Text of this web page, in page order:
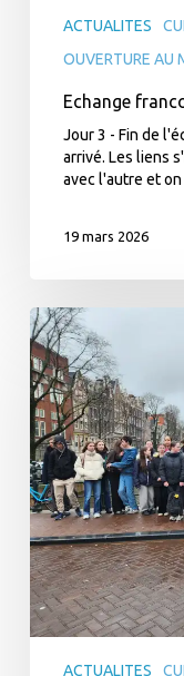
ACTUALITES
OUVERTURE AU
Echange
Jour 3 - Fin de
arrivé. Les liens
avec l'autre et
19 mars 2026
Nouvelles
des
Pays-
Bas
dernier
jour
ACTUALITES